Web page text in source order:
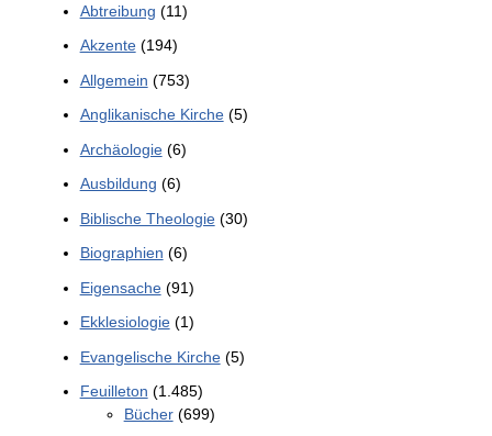
Abtreibung (11)
Akzente(194)
Allgemein (753)
Anglikanische Kirche(5)
Archäologie(6)
Ausbildung (6)
Biblische Theologie(30)
Biographien (6)
Eigensache(91)
Ekklesiologie(1)
Evangelische Kirche(5)
Feuilleton (1.485)
Bücher(699)